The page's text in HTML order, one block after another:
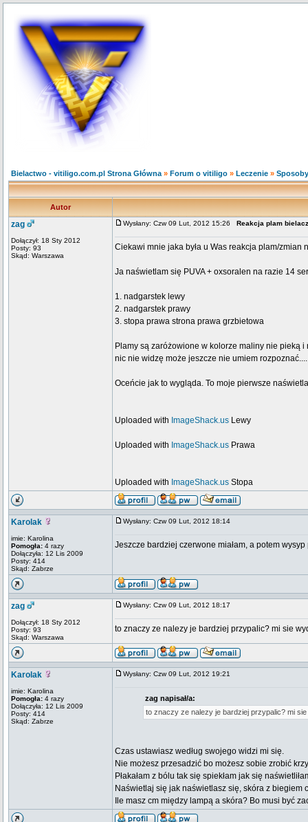
Bielactwo - vitiligo.com.pl Strona Główna » Forum o vitiligo » Leczenie »
Autor
zag
Dołączył: 18 Sty 2012
Posty: 93
Skąd: Warszawa
Wysłany: Czw 09 Lut, 2012 15:26 Reakcja plam
Ciekawi mnie jaka była u Was reakcja plam/zmian
Ja naświetlam się PUVA + oxsoralen na razie 14
1. nadgarstek lewy
2. nadgarstek prawy
3. stopa prawa strona prawa grzbietowa
Plamy są zaróżowione w kolorze maliny nie pieką
nic nie widzę może jeszcze nie umiem rozpoznać....
Oceńcie jak to wygląda. To moje pierwsze
Uploaded with ImageShack.us Lewy
Uploaded with ImageShack.us Prawa
Uploaded with ImageShack.us Stopa
Karolak
imie: Karolina
Pomogła: 4 razy
Dołączyła: 12 Lis 2009
Posty: 414
Skąd: Zabrze
Wysłany: Czw 09 Lut, 2012 18:14
Jeszcze bardziej czerwone miałam, a potem wysyp
zag
Dołączył: 18 Sty 2012
Posty: 93
Skąd: Warszawa
Wysłany: Czw 09 Lut, 2012 18:17
to znaczy ze nalezy je bardziej przypalic? mi sie
Karolak
imie: Karolina
Pomogła: 4 razy
Dołączyła: 12 Lis 2009
Posty: 414
Skąd: Zabrze
Wysłany: Czw 09 Lut, 2012 19:21
zag napisał/a:
to znaczy ze nalezy je bardziej przypalic? mi
Czas ustawiasz według swojego widzi mi się.
Nie możesz przesadzić bo możesz sobie zrobić
Płakałam z bólu tak się spiekłam jak się
Naświetlaj się jak naświetlasz się, skóra z biegiem
Ile masz cm między lampą a skóra? Bo musi być